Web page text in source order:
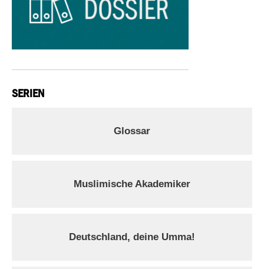
SERIEN
Glossar
Muslimische Akademiker
Deutschland, deine Umma!